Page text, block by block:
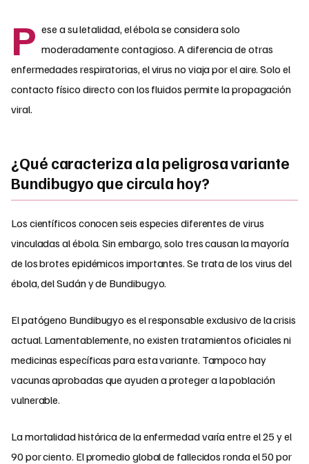
P ese a su letalidad, el ébola se considera solo
moderadamente contagioso. A diferencia de otras
enfermedades respiratorias, el virus no viaja por el aire. Solo el
contacto físico directo con los fluidos permite la propagación
viral.
¿Qué caracteriza a la peligrosa variante
Bundibugyo que circula hoy?
Los científicos conocen seis especies diferentes de virus
vinculadas al ébola. Sin embargo, solo tres causan la mayoría
de los brotes epidémicos importantes. Se trata de los virus del
ébola, del Sudán y de Bundibugyo.
El patógeno Bundibugyo es el responsable exclusivo de la crisis
actual. Lamentablemente, no existen tratamientos oficiales ni
medicinas específicas para esta variante. Tampoco hay
vacunas aprobadas que ayuden a proteger a la población
vulnerable.
La mortalidad histórica de la enfermedad varía entre el 25 y el
90 por ciento. El promedio global de fallecidos ronda el 50 por